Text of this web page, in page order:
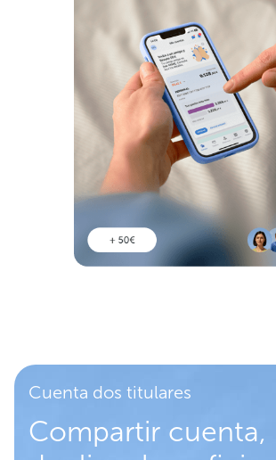
Cuenta dos titulares
Compartir cuenta,